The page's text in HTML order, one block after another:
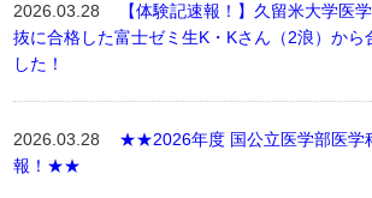
2026.03.28
【体験記速報！】久留米大学医
抜に合格した富士ゼミ生K・Kさん（2浪）から
した！
2026.03.28 ★★2026年度 国公立医学部医学
報！★★